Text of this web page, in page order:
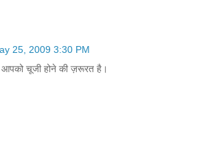
25, 2009 3:30 PM
चूजी होने की ज़रूरत है।